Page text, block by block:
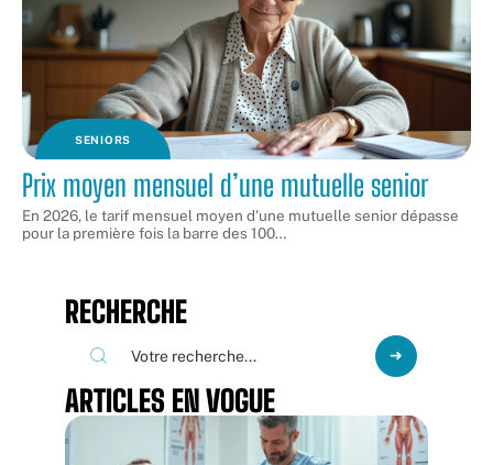
SENIORS
Prix moyen mensuel d’une mutuelle senior
En 2026, le tarif mensuel moyen d'une mutuelle senior dépasse
pour la première fois la barre des 100…
RECHERCHE
ARTICLES EN VOGUE